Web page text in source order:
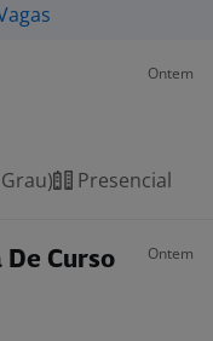
Ontem
Presencial
Curso
Ontem